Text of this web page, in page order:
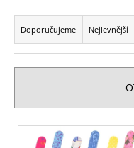
Ř
a
z
e
í
p
Doporučujeme Nejlevnější
V
u
e
m
MAKE-